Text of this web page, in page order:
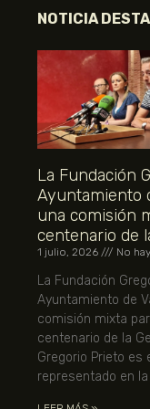
NOTICIA
La Fundación
Ayuntamiento
una comisión
centenario de
1 julio, 2026 No
La Fundación
Ayuntamiento de
comisión mixta
centenario de la
Gregorio Prieto
representado en